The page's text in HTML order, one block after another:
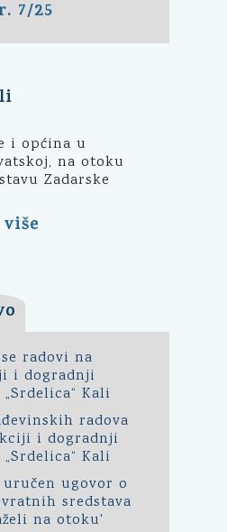
7/25
i općina u
na otoku
Zadarske
radovi na
i dogradnji
Kali
radova
i dogradnji
Kali
ugovor o
sredstava
na otoku'